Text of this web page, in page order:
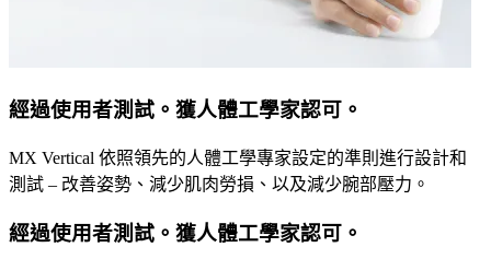
經過使用者測試。獲人體工學家認可。
MX Vertical 依照領先的人體工學專家設定的準則進行設計和
測試 – 改善姿勢、減少肌肉勞損、以及減少腕部壓力。
經過使用者測試。獲人體工學家認可。